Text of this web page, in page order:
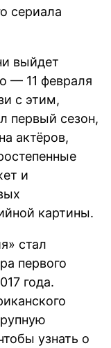
сериала
выйдет
— 11 февраля
с этим,
первый сезон,
актёров,
и
картины.
стал
первого
года.
узнать о